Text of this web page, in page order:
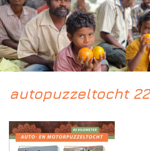
autopuzzeltocht 22